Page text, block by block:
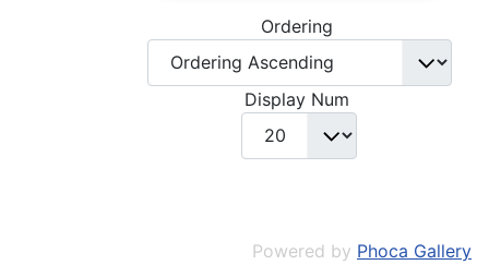
Ordering
Display Num
Powered by Phoca Gallery